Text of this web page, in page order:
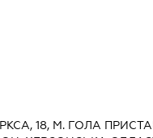
18, М. ГОЛА